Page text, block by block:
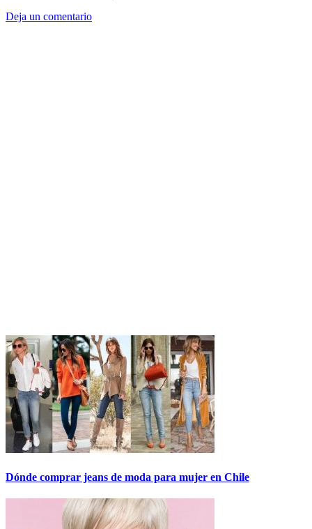
Deja un comentario
Dónde comprar jeans de moda para mujer en Chile